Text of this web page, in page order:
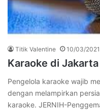
Titik Valentine 10/03/2021
Karaoke di
Pengelola karaoke wajib
dengan melampirkan
karaoke. JERNIH-